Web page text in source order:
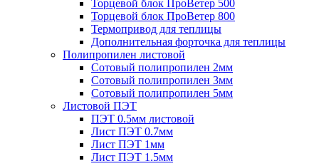
Торцевой блок ПроВетер 500
Торцевой блок ПроВетер 800
Термопривод для теплицы
Дополнительная форточка для теплицы
Полипропилен листовой
Сотовый полипропилен 2мм
Сотовый полипропилен 3мм
Сотовый полипропилен 5мм
Листовой ПЭТ
ПЭТ 0.5мм листовой
Лист ПЭТ 0.7мм
Лист ПЭТ 1мм
Лист ПЭТ 1.5мм